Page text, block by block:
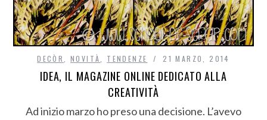
DECÒR NOVITÀ TENDENZE 21 MARZO, 2014
IDEA, IL MAGAZINE ONLINE DEDICATO ALLA
CREATIVITÀ
Ad inizio marzo ho preso una decisione. L’avevo